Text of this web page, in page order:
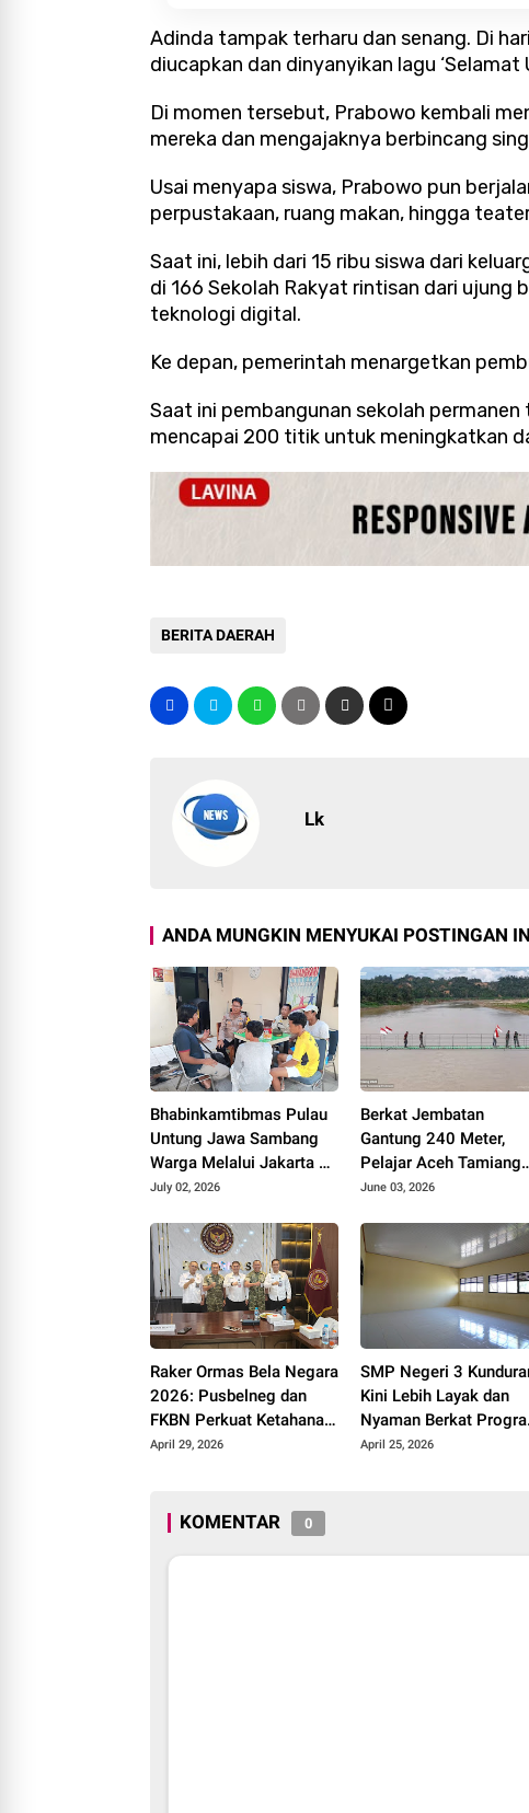
Adinda tampak terharu dan senang. Di
diucapkan dan dinyanyikan lagu ‘Selamat
Di momen tersebut, Prabowo kembali
mereka dan mengajaknya berbincang
Usai menyapa siswa, Prabowo pun
perpustakaan, ruang makan, hingga
Saat ini, lebih dari 15 ribu siswa dari
di 166 Sekolah Rakyat rintisan dari ujung
teknologi digital.
Ke depan, pemerintah menargetkan
Saat ini pembangunan sekolah
mencapai 200 titik untuk meningkatkan
BERITA DAERAH
Lk
ANDA MUNGKIN MENYUKAI POSTINGAN
Bhabinkamtibmas Pulau
Untung Jawa Sambang
Warga Melalui Jakarta On
The Spot, Sosialisasikan
July 02, 2026
Berkat Jembatan
Gantung 240 Meter,
Pelajar Aceh Tamiang
Kini Bisa Berangkat
June 03, 2026
Raker Ormas Bela Negara
2026: Pusbelneg dan
FKBN Perkuat Ketahanan
Pangan Nasional
April 29, 2026
SMP Negeri 3
Kini Lebih Layak dan
Nyaman Berkat
Revitalisasi Sekolah
April 25, 2026
KOMENTAR 0